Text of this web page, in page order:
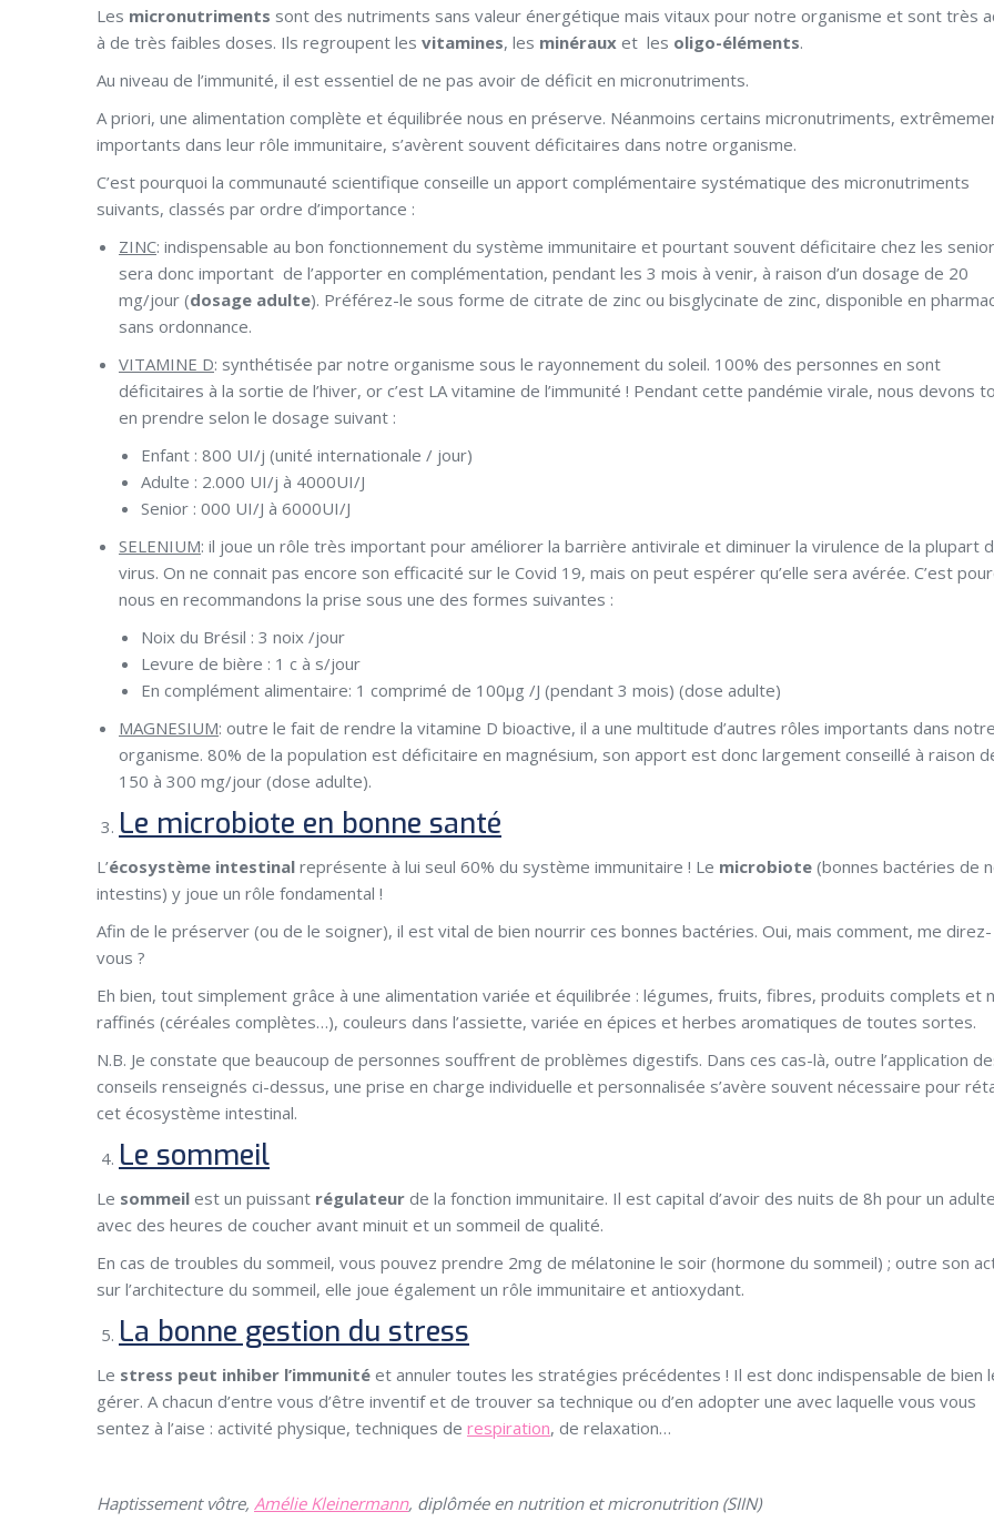
Les micronutriments sont des nutriments sans valeur énergétique mais vitaux pour notre organisme et sont très
à de très faibles doses. Ils regroupent les vitamines, les minéraux et les oligo-éléments.
Au niveau de l’immunité, il est essentiel de ne pas avoir de déficit en micronutriments.
A priori, une alimentation complète et équilibrée nous en préserve. Néanmoins certains micronutriments,
importants dans leur rôle immunitaire, s’avèrent souvent déficitaires dans notre organisme.
C’est pourquoi la communauté scientifique conseille un apport complémentaire systématique des micronutriments
suivants, classés par ordre d’importance :
ZINC: indispensable au bon fonctionnement du système immunitaire et pourtant souvent déficitaire chez les
sera donc important de l’apporter en complémentation, pendant les 3 mois à venir, à raison d’un dosage de 20
mg/jour (dosage adulte). Préférez-le sous forme de citrate de zinc ou bisglycinate de zinc, disponible en
sans ordonnance.
VITAMINE D: synthétisée par notre organisme sous le rayonnement du soleil. 100% des personnes en sont
déficitaires à la sortie de l’hiver, or c’est LA vitamine de l’immunité ! Pendant cette pandémie virale, nous devons
en prendre selon le dosage suivant :
Enfant : 800 UI/j (unité internationale / jour)
Adulte : 2.000 UI/j à 4000UI/J
Senior : 000 UI/J à 6000UI/J
SELENIUM: il joue un rôle très important pour améliorer la barrière antivirale et diminuer la virulence de la plupart
virus. On ne connait pas encore son efficacité sur le Covid 19, mais on peut espérer qu’elle sera avérée. C’est
nous en recommandons la prise sous une des formes suivantes :
Noix du Brésil : 3 noix /jour
Levure de bière : 1 c à s/jour
En complément alimentaire: 1 comprimé de 100µg /J (pendant 3 mois) (dose adulte)
MAGNESIUM: outre le fait de rendre la vitamine D bioactive, il a une multitude d’autres rôles importants dans notre
organisme. 80% de la population est déficitaire en magnésium, son apport est donc largement conseillé à raison
150 à 300 mg/jour (dose adulte).
Le microbiote en bonne santé
L’écosystème intestinal représente à lui seul 60% du système immunitaire ! Le microbiote (bonnes bactéries de
intestins) y joue un rôle fondamental !
Afin de le préserver (ou de le soigner), il est vital de bien nourrir ces bonnes bactéries. Oui, mais comment, me direz-
vous ?
Eh bien, tout simplement grâce à une alimentation variée et équilibrée : légumes, fruits, fibres, produits complets et
raffinés (céréales complètes…), couleurs dans l’assiette, variée en épices et herbes aromatiques de toutes sortes.
N.B. Je constate que beaucoup de personnes souffrent de problèmes digestifs. Dans ces cas-là, outre l’application
conseils renseignés ci-dessus, une prise en charge individuelle et personnalisée s’avère souvent nécessaire pour
cet écosystème intestinal.
Le sommeil
Le sommeil est un puissant régulateur de la fonction immunitaire. Il est capital d’avoir des nuits de 8h pour un
avec des heures de coucher avant minuit et un sommeil de qualité.
En cas de troubles du sommeil, vous pouvez prendre 2mg de mélatonine le soir (hormone du sommeil) ; outre son
sur l’architecture du sommeil, elle joue également un rôle immunitaire et antioxydant.
La bonne gestion du stress
Le stress peut inhiber l’immunité et annuler toutes les stratégies précédentes ! Il est donc indispensable de bien
gérer. A chacun d’entre vous d’être inventif et de trouver sa technique ou d’en adopter une avec laquelle vous vous
sentez à l’aise : activité physique, techniques de respiration, de relaxation…
Haptissement vôtre, Amélie Kleinermann, diplômée en nutrition et micronutrition (SIIN)